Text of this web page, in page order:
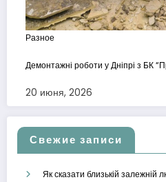
Разное
Демонтажні роботи у Дніпрі з БК
20 июня, 2026
Свежие записи
Як сказати близькій залежній